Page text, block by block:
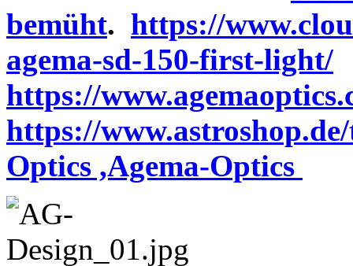
bemüht. https://
agema-sd-150-first-light/
https://
https://
Optics ,Agema-Optics